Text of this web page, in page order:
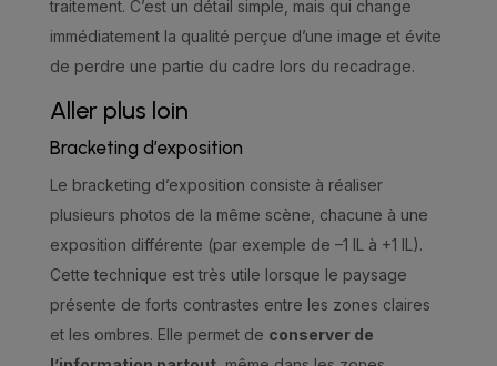
traitement. C’est un détail simple, mais qui change
immédiatement la qualité perçue d’une image et évite
de perdre une partie du cadre lors du recadrage.
Aller plus loin
Bracketing d’exposition
Le bracketing d’exposition consiste à réaliser
plusieurs photos de la même scène, chacune à une
exposition différente (par exemple de –1 IL à +1 IL).
Cette technique est très utile lorsque le paysage
présente de forts contrastes entre les zones claires
et les ombres. Elle permet de conserver de